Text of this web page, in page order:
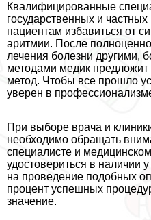
Квалифицированные
государственных и
пациентам избавиться от
аритмии. После
лечения болезни другими,
методами медик
метод. Чтобы все прошло
уверен в
При выборе врача и
необходимо обращать
специалисте и
удостовериться в наличии
на проведение подобных
процент успешных
значение.